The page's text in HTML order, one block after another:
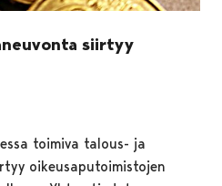
siirtyy
toimiva talous- ja
oikeusaputoimistojen